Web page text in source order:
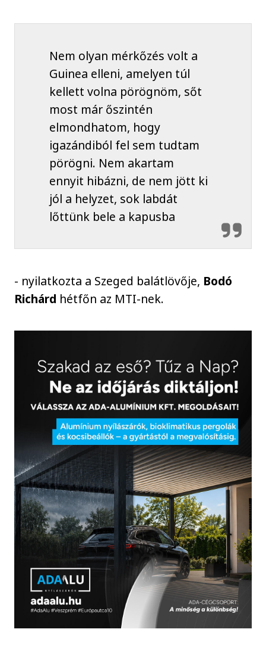
Nem olyan mérkőzés volt a
Guinea elleni, amelyen túl
kellett volna pörögnöm, sőt
most már őszintén
elmondhatom, hogy
igazándiból fel sem tudtam
pörögni. Nem akartam
ennyit hibázni, de nem jött ki
jól a helyzet, sok labdát
lőttünk bele a kapusba
- nyilatkozta a Szeged balátlövője, Bodó
Richárd hétfőn az MTI-nek.